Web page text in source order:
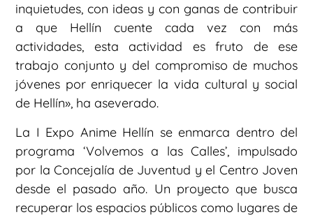
inquietudes, con ideas y con ganas de contribuir
a que Hellín cuente cada vez con más
actividades, esta actividad es fruto de ese
trabajo conjunto y del compromiso de muchos
jóvenes por enriquecer la vida cultural y social
de Hellín», ha aseverado.
La I Expo Anime Hellín se enmarca dentro del
programa ‘Volvemos a las Calles’, impulsado
por la Concejalía de Juventud y el Centro Joven
desde el pasado año. Un proyecto que busca
recuperar los espacios públicos como lugares de